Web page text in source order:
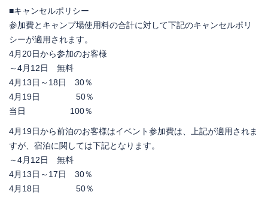
■キャンセルポリシー
参加費とキャンプ場使用料の合計に対して下記のキャンセルポリ
シーが適用されます。
4月20日から参加のお客様
～4月12日 無料
4月13日～18日 30％
4月19日 50％
当日 100％
4月19日から前泊のお客様はイベント参加費は、上記が適用されま
すが、宿泊に関しては下記となります。
～4月12日 無料
4月13日～17日 30％
4月18日 50％